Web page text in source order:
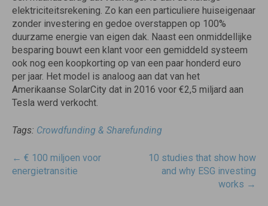
elektriciteitsrekening. Zo kan een particuliere huiseigenaar
zonder investering en gedoe overstappen op 100%
duurzame energie van eigen dak. Naast een onmiddellijke
besparing bouwt een klant voor een gemiddeld systeem
ook nog een koopkorting op van een paar honderd euro
per jaar. Het model is analoog aan dat van het
Amerikaanse SolarCity dat in 2016 voor €2,5 miljard aan
Tesla werd verkocht.
Tags: Crowdfunding & Sharefunding
Post
navigatie
← € 100 miljoen voor
energietransitie
10 studies that show how
and why ESG investing
works →